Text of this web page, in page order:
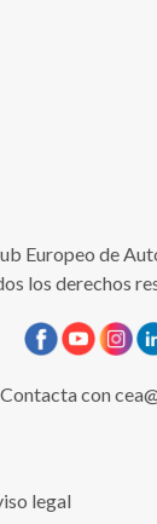
Europeo de
los derechos
Contacta con
legal